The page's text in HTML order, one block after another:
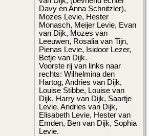
Davy en Anna Schnitzler),
Mozes Levie, Hester
Monasch, Meijer Levie, Evan
van Dijk, Mozes van
Leeuwen, Rosalia van Tijn,
Pienas Levie, Isidoor Lezer,
Betje van Dijk.
Voorste rij van links naar
rechts: Wilhelmina den
Hartog, Andries van Dijk,
Louise Stibbe, Louise van
Dijk, Harry van Dijk, Saartje
Levie, Andries van Dijk,
Elisabeth Levie, Hester van
Emden, Ben van Dijk, Sophia
Levie.